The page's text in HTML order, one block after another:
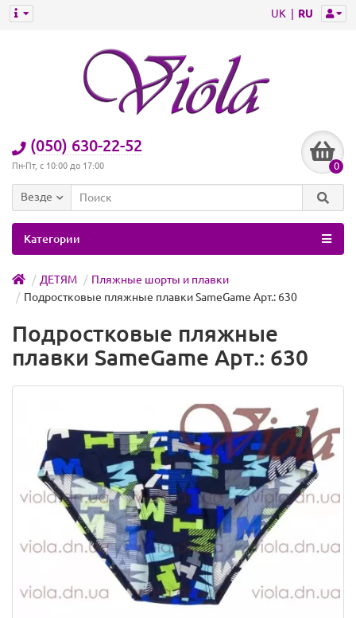
UK RU
(050) 630-22-52
Пн-Пт, с 10:00 до 17:00 0
Везде
Категории
ДЕТЯМ
Пляжные шорты и плавки
Подростковые пляжные плавки SameGame Арт.: 630
Подростковые пляжные
плавки SameGame Арт.: 630